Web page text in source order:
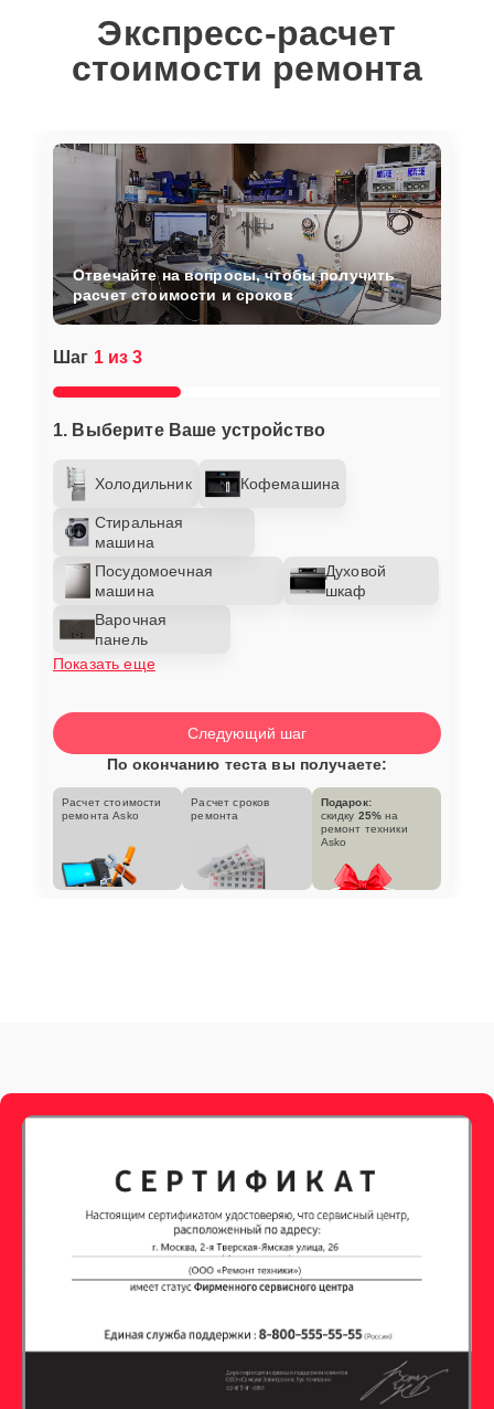
Экспресс-расчет
стоимости ремонта
Шаг 1 из 3
1. Выберите Ваше устройство
Холодильник Кофемашина
Стиральная
машина
Посудомоечная
машина
Духовой
шкаф
Варочная
панель
Показать еще
Отвечайте на вопросы, чтобы получить
расчет стоимости и сроков
Следующий шаг
По окончанию теста вы получаете:
Расчет стоимости
ремонта Asko
Расчет сроков
ремонта
Подарок:
скидку 25% на
ремонт техники
Asko